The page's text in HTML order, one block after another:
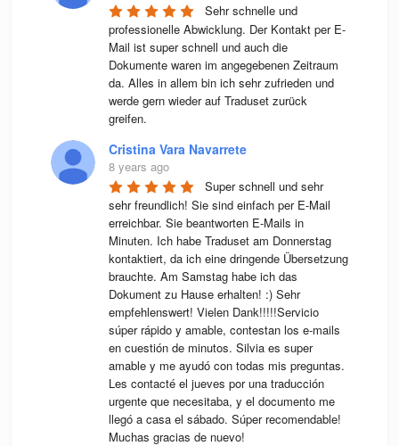
Sehr schnelle und
professionelle Abwicklung. Der Kontakt per E-
Mail ist super schnell und auch die
Dokumente waren im angegebenen Zeitraum
da. Alles in allem bin ich sehr zufrieden und
werde gern wieder auf Traduset zurück
greifen.
Cristina Vara Navarrete
8 years ago
Super schnell und sehr
sehr freundlich! Sie sind einfach per E-Mail
erreichbar. Sie beantworten E-Mails in
Minuten. Ich habe Traduset am Donnerstag
kontaktiert, da ich eine dringende Übersetzung
brauchte. Am Samstag habe ich das
Dokument zu Hause erhalten! :) Sehr
empfehlenswert! Vielen Dank!!!!!Servicio
súper rápido y amable, contestan los e-mails
en cuestión de minutos. Silvia es super
amable y me ayudó con todas mis preguntas.
Les contacté el jueves por una traducción
urgente que necesitaba, y el documento me
llegó a casa el sábado. Súper recomendable!
Muchas gracias de nuevo!